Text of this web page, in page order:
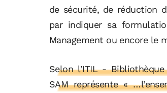
de sécurité, de réduction
par indiquer sa
Management ou encore le
Selon l’ITIL -
SAM représente «